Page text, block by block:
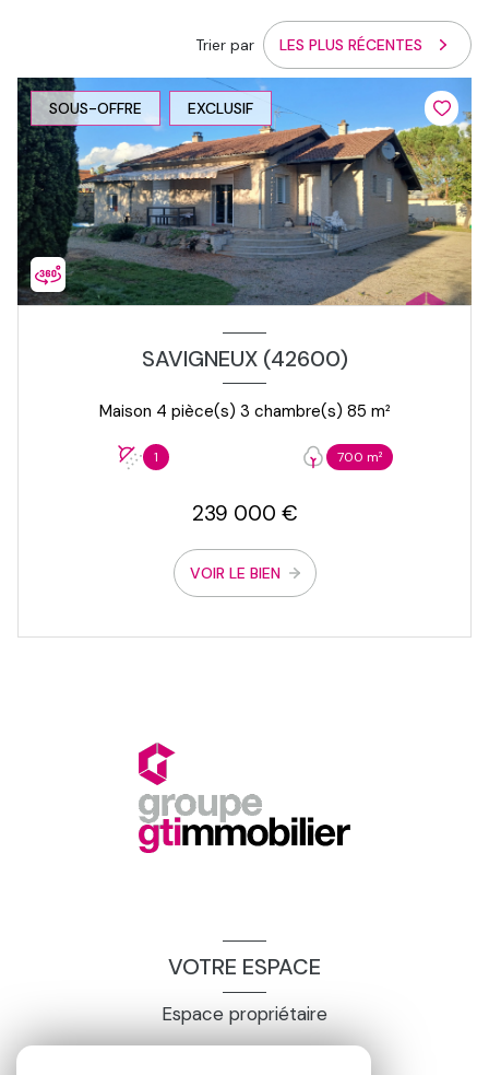
Trier par LES PLUS RÉCENTES
SOUS-OFFRE EXCLUSIF
SAVIGNEUX (42600)
Maison 4 pièce(s) 3 chambre(s) 85 m²
1 700 m²
239 000 €
VOIR LE BIEN
VOTRE ESPACE
Espace propriétaire